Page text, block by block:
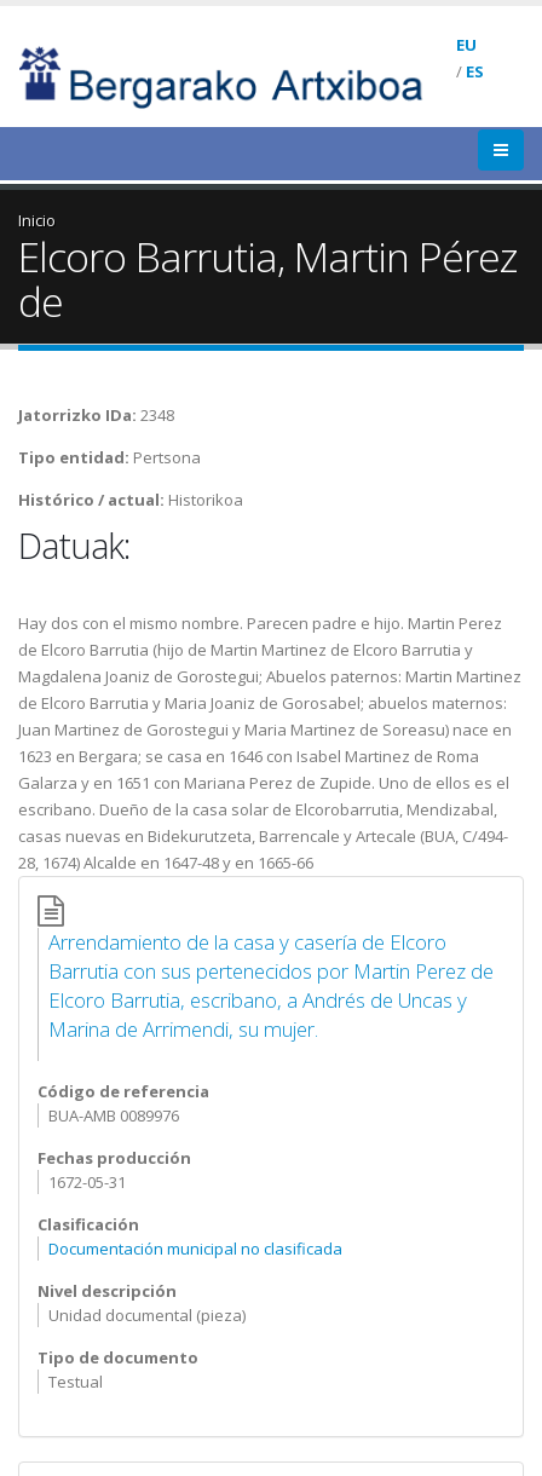
EU
/ ES
Inicio
Elcoro Barrutia, Martin Pérez
de
Jatorrizko IDa: 2348
Tipo entidad: Pertsona
Histórico / actual: Historikoa
Datuak:
Hay dos con el mismo nombre. Parecen padre e hijo. Martin Perez
de Elcoro Barrutia (hijo de Martin Martinez de Elcoro Barrutia y
Magdalena Joaniz de Gorostegui; Abuelos paternos: Martin Martinez
de Elcoro Barrutia y Maria Joaniz de Gorosabel; abuelos maternos:
Juan Martinez de Gorostegui y Maria Martinez de Soreasu) nace en
1623 en Bergara; se casa en 1646 con Isabel Martinez de Roma
Galarza y en 1651 con Mariana Perez de Zupide. Uno de ellos es el
escribano. Dueño de la casa solar de Elcorobarrutia, Mendizabal,
casas nuevas en Bidekurutzeta, Barrencale y Artecale (BUA, C/494-
28, 1674) Alcalde en 1647-48 y en 1665-66
Arrendamiento de la casa y casería de Elcoro
Barrutia con sus pertenecidos por Martin Perez de
Elcoro Barrutia, escribano, a Andrés de Uncas y
Marina de Arrimendi, su mujer.
Código de referencia
BUA-AMB 0089976
Fechas producción
1672-05-31
Clasificación
Documentación municipal no clasificada
Nivel descripción
Unidad documental (pieza)
Tipo de documento
Testual